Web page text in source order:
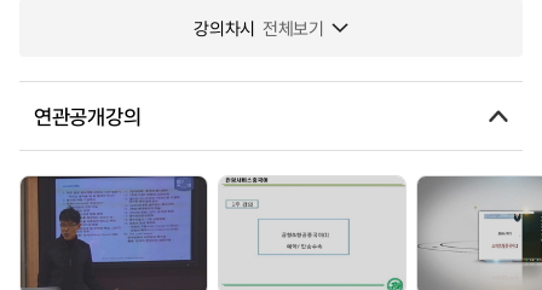
강의차시 전체보기
연관공개강의